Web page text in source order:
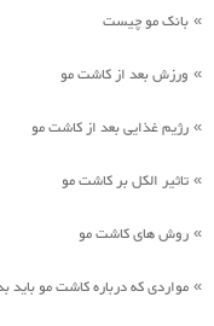
» بانک مو چیست
» ورزش بعد از کاشت مو
» رژیم غذایی بعد از کاشت مو
» تاثیر الکل بر کاشت مو
» روش های کاشت مو
» مواردی که درباره کاشت مو باید